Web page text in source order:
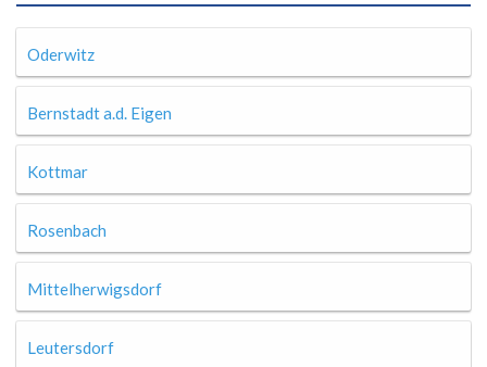
Oderwitz
Bernstadt a.d. Eigen
Kottmar
Rosenbach
Mittelherwigsdorf
Leutersdorf